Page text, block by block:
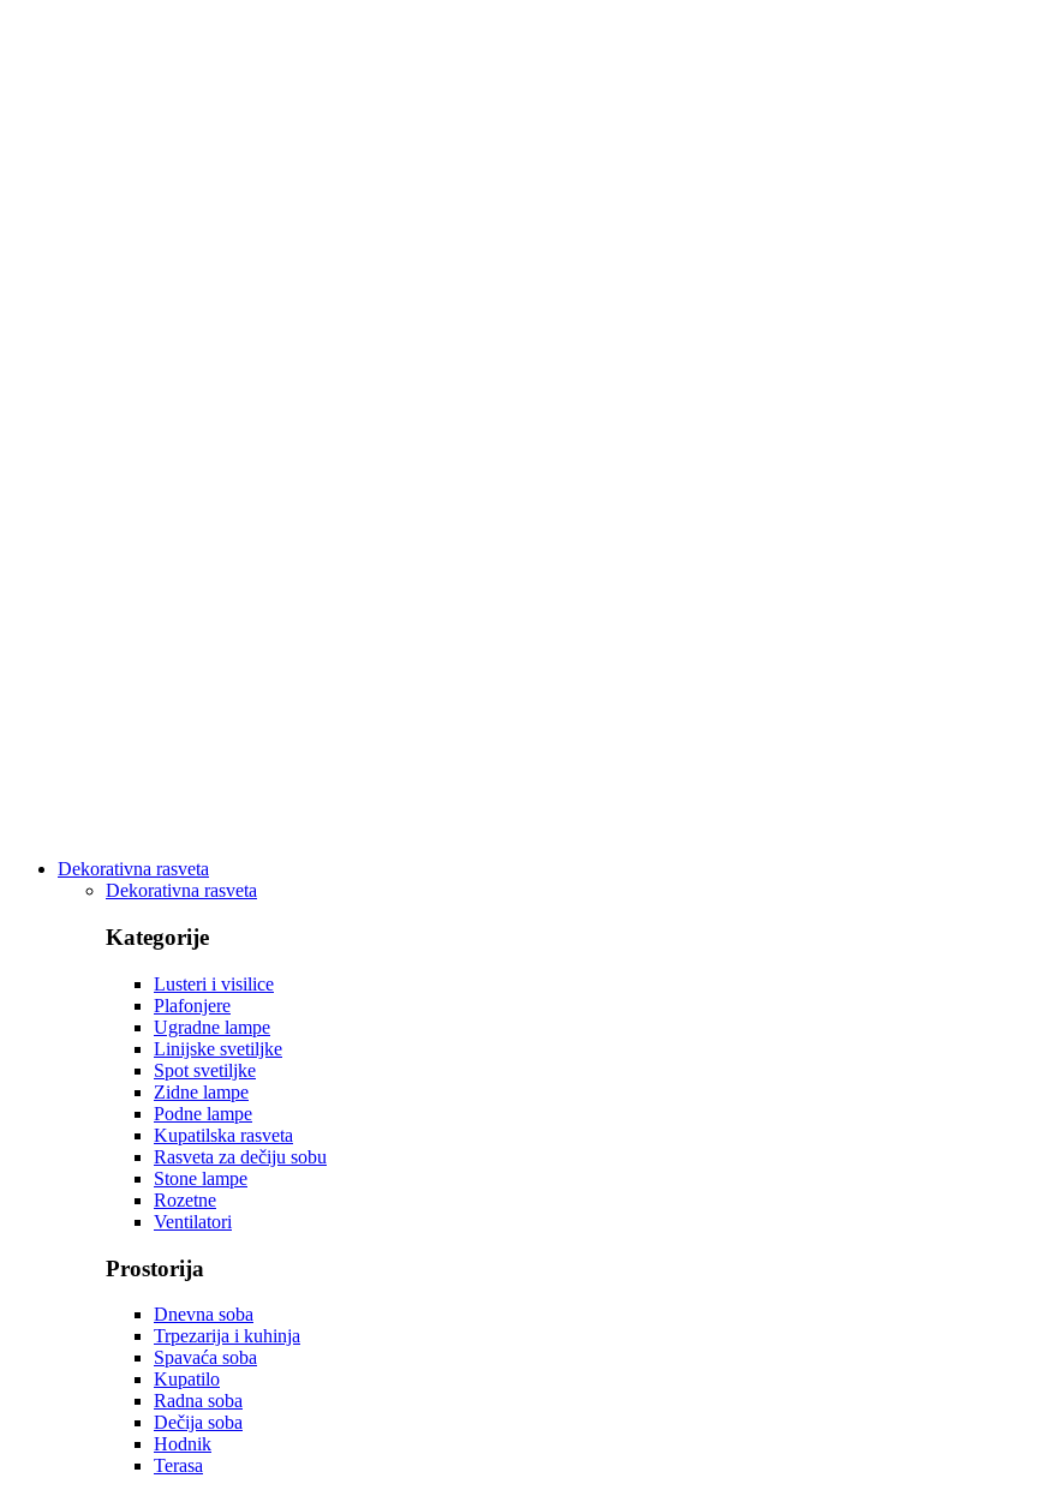
Dekorativna rasveta
Dekorativna rasveta
Kategorije
Lusteri i visilice
Plafonjere
Ugradne lampe
Linijske svetiljke
Spot svetiljke
Zidne lampe
Podne lampe
Kupatilska rasveta
Rasveta za dečiju sobu
Stone lampe
Rozetne
Ventilatori
Prostorija
Dnevna soba
Trpezarija i kuhinja
Spavaća soba
Kupatilo
Radna soba
Dečija soba
Hodnik
Terasa